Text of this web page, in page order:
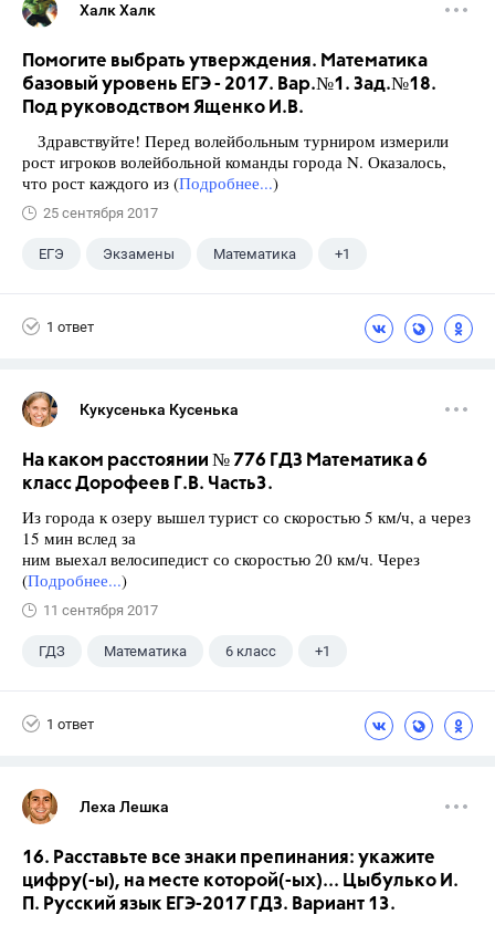
Халк Халк
Помогите выбрать утверждения. Математика
базовый уровень ЕГЭ - 2017. Вар.№1. Зад.№18.
Под руководством Ященко И.В.
Здравствуйте! Перед волейбольным турниром измерили
рост игроков волейбольной команды города N. Оказалось,
что рост каждого из (Подробнее...)
25 сентября 2017
ЕГЭ Экзамены Математика +1
1 ответ
Кукусенька Кусенька
На каком расстоянии № 776 ГДЗ Математика 6
класс Дорофеев Г.В. Часть3.
Из города к озеру вышел турист со скоростью 5 км/ч, а через
15 мин вслед за
ним выехал велосипедист со скоростью 20 км/ч. Через
(Подробнее...)
11 сентября 2017
ГДЗ Математика 6 класс +1
1 ответ
Леха Лешка
16. Расставьте все знаки препинания: укажите
цифру(-ы), на месте которой(-ых)... Цыбулько И.
П. Русский язык ЕГЭ-2017 ГДЗ. Вариант 13.